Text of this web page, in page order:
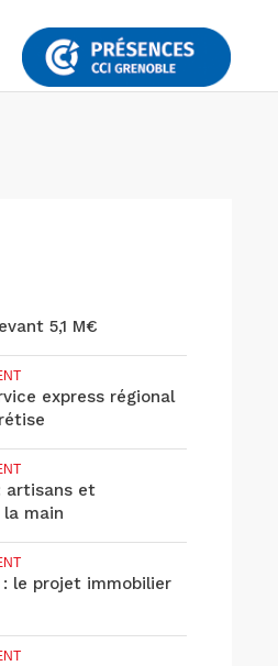
5,1 M€
express régional
artisans et
main
le projet immobilier